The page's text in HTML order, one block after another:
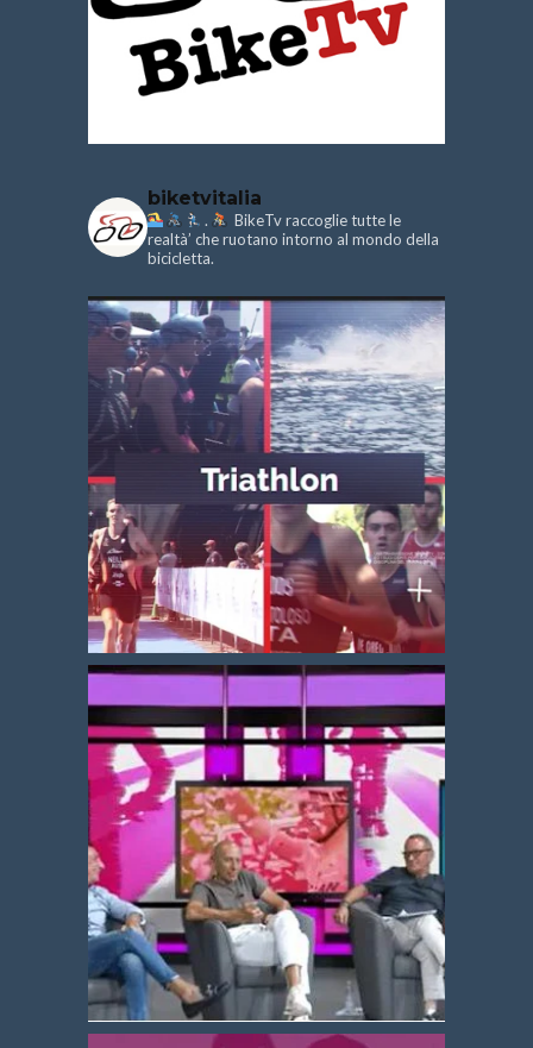
biketvitalia
.
BikeTv raccoglie tutte le
realtà’ che ruotano intorno al mondo della
bicicletta.